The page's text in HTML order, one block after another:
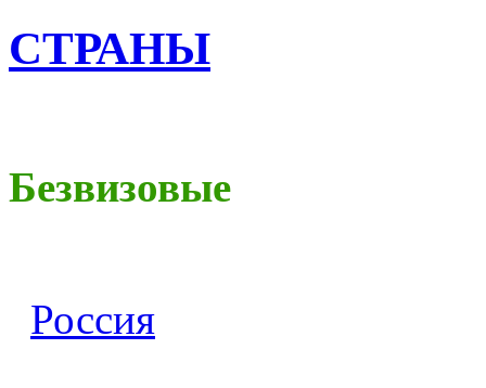
СТРАНЫ
Безвизовые
Россия